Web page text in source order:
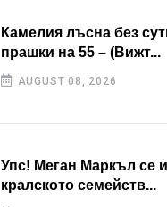
Камелия лъсна без
прашки на 55 – (Вижт...
AUGUST 08, 2026
Упс! Меган Маркъл се
кралското семейств...